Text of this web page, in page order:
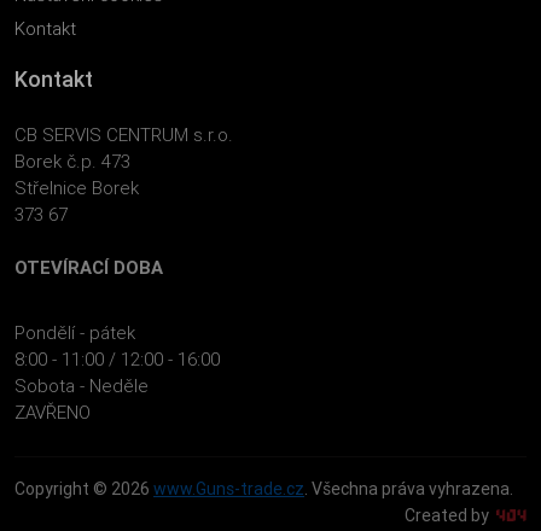
Kontakt
Kontakt
CB SERVIS CENTRUM s.r.o.
Borek č.p. 473
Střelnice Borek
373 67
OTEVÍRACÍ DOBA
Pondělí - pátek
8:00 - 11:00 / 12:00 - 16:00
Sobota - Neděle
ZAVŘENO
Copyright © 2026 www.Guns-trade.cz. Všechna práva vyhrazena.
Created by